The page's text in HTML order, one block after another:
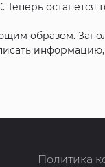
останется
образом.
Политика